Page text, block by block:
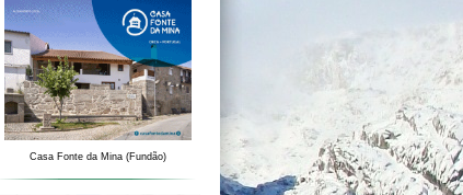
Casa Fonte da Mina (Fundão)